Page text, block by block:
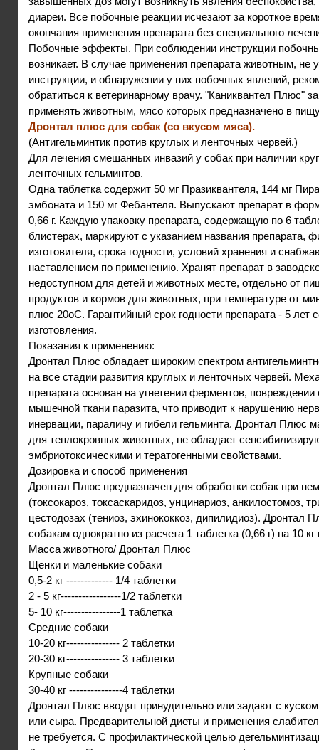
диареи. Все побочные реакции исчезают за короткое
окончания применения препарата без специального
Побочные эффекты. При соблюдении инструкции
возникает. В случае применения препарата животным, не
инструкции, и обнаружении у них побочных явлений,
обратиться к ветеринарному врачу. "Каниквантел Плюс"
применять животным, мясо которых предназначено в
Дронтал плюс для собак (со вкусом мяса).
(Антигельминтик против круглых и ленточных червей.)
Для лечения смешанных инвазий у собак при наличии
ленточных гельминтов.
Одна таблетка содержит 50 мг Празиквантеля, 144 мг
эмбоната и 150 мг Фебантеля. Выпускают препарат в
0,66 г. Каждую упаковку препарата, содержащую по 6
блистерах, маркируют с указанием названия препарата,
изготовителя, срока годности, условий хранения и
наставлением по применению. Хранят препарат в
недоступном для детей и животных месте, отдельно от
продуктов и кормов для животных, при температуре от
плюс 20оС. Гарантийный срок годности препарата - 5 лет
изготовления.
Показания к применению:
Дронтал Плюс обладает широким спектром
на все стадии развития круглых и ленточных червей.
препарата основан на угнетении ферментов, повреждении
мышечной ткани паразита, что приводит к нарушению
инервации, параличу и гибели гельминта. Дронтал Плюс
для теплокровных животных, не обладает
эмбриотоксическими и тератогенными свойствами.
Дозировка и способ применения
Дронтал Плюс предназначен для обработки собак при
(токсокароз, токсаскаридоз, унцинариоз, анкилостомоз,
цестодозах (тениоз, эхинококкоз, дипилидиоз). Дронтал
собакам однократно из расчета 1 таблетка (0,66 г) на 10
Масса животного/ Дронтал Плюс
Щенки и маленькие собаки
0,5-2 кг ------------- 1/4 таблетки
2 - 5 кг-----------------1/2 таблетки
5- 10 кг----------------1 таблетка
Средние собаки
10-20 кг--------------- 2 таблетки
20-30 кг--------------- 3 таблетки
Крупные собаки
30-40 кг ---------------4 таблетки
Дронтал Плюс вводят принудительно или задают с
или сыра. Предварительной диеты и применения
не требуется. С профилактической целью